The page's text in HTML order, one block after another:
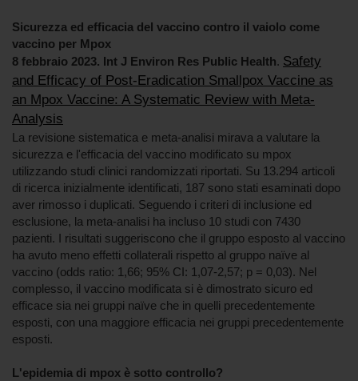
Sicurezza ed efficacia del vaccino contro il vaiolo come
vaccino per Mpox
8 febbraio 2023. Int J Environ Res Public Health. Safety
and Efficacy of Post-Eradication Smallpox Vaccine as
an Mpox Vaccine: A Systematic Review with Meta-
Analysis
La revisione sistematica e meta-analisi mirava a valutare la
sicurezza e l'efficacia del vaccino modificato su mpox
utilizzando studi clinici randomizzati riportati. Su 13.294 articoli
di ricerca inizialmente identificati, 187 sono stati esaminati dopo
aver rimosso i duplicati. Seguendo i criteri di inclusione ed
esclusione, la meta-analisi ha incluso 10 studi con 7430
pazienti. I risultati suggeriscono che il gruppo esposto al vaccino
ha avuto meno effetti collaterali rispetto al gruppo naïve al
vaccino (odds ratio: 1,66; 95% CI: 1,07-2,57; p = 0,03). Nel
complesso, il vaccino modificata si è dimostrato sicuro ed
efficace sia nei gruppi naïve che in quelli precedentemente
esposti, con una maggiore efficacia nei gruppi precedentemente
esposti.
L'epidemia di mpox è sotto controllo?